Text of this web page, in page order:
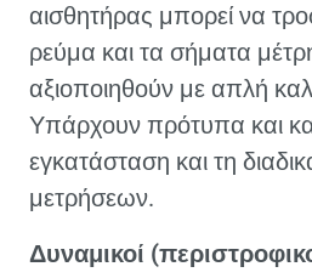
αισθητήρας μπορεί να
ρεύμα και τα σήματα
αξιοποιηθούν με απλή
Υπάρχουν πρότυπα και
εγκατάσταση και τη
μετρήσεων.
Δυναμικοί